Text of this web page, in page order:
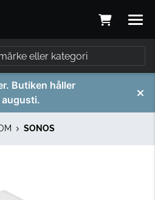
Butiken håller
SONOS